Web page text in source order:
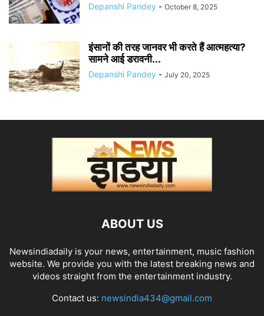
Depanshi Pandey - October 8, 2025
इंसानों की तरह जानवर भी करते हैं आत्महत्या?
सामने आई डरावनी...
Depanshi Pandey - July 20, 2025
ABOUT US
Newsindiadaily is your news, entertainment, music fashion
website. We provide you with the latest breaking news and
videos straight from the entertainment industry.
Contact us: newsindia434@gmail.com